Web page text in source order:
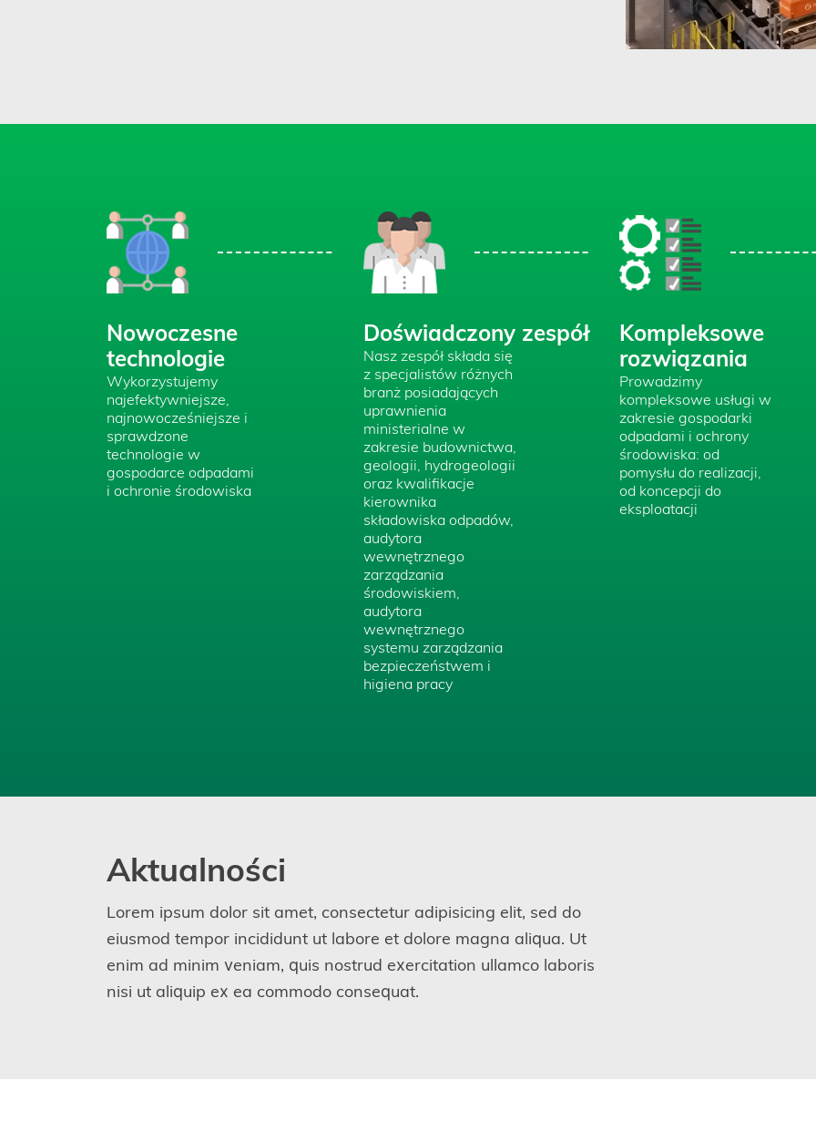
Nowoczesne
technologie
Wykorzystujemy
najefektywniejsze,
najnowocześniejsze i
sprawdzone
technologie w
gospodarce odpadami
i ochronie środowiska
Doświadczony zespół
Nasz zespół składa się
z specjalistów różnych
branż posiadających
uprawnienia
ministerialne w
zakresie budownictwa,
geologii, hydrogeologii
oraz kwalifikacje
kierownika
składowiska odpadów,
audytora
wewnętrznego
zarządzania
środowiskiem,
audytora
wewnętrznego
systemu zarządzania
bezpieczeństwem i
higiena pracy
Kompleksowe
rozwiązania
Prowadzimy
kompleksowe usługi w
zakresie gospodarki
odpadami i ochrony
środowiska: od
pomysłu do realizacji,
od koncepcji do
eksploatacji
Aktualności
Lorem ipsum dolor sit amet, consectetur adipisicing elit, sed do
eiusmod tempor incididunt ut labore et dolore magna aliqua. Ut
enim ad minim veniam, quis nostrud exercitation ullamco laboris
nisi ut aliquip ex ea commodo consequat.